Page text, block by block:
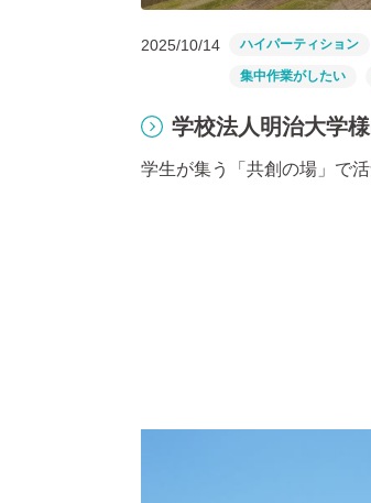
2025/10/14 ハイパーティション
集中作業がしたい
学校法人明治大学
学生が集う「共創の場」で